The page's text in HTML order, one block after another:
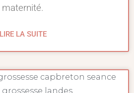
maternité.
LIRE LA SUITE